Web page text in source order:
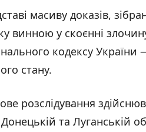
масиву доказів,
винною у скоєнні
кодексу
стану.
розслідування
та Луганській